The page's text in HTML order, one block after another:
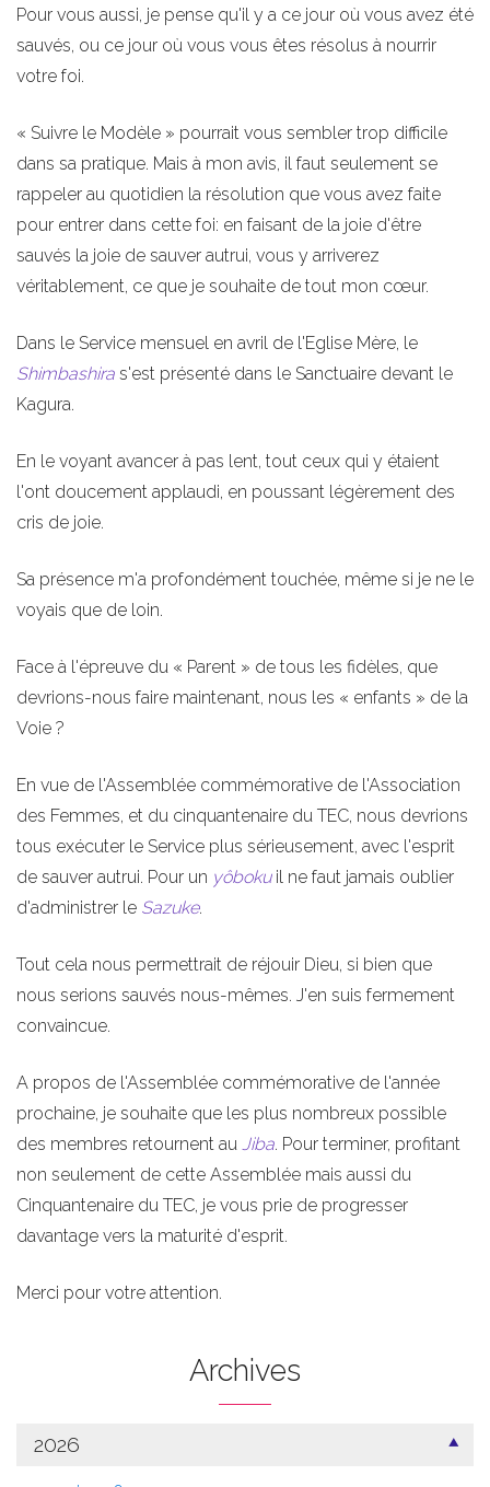
Pour vous aussi, je pense qu'il y a ce jour où vous avez été
sauvés, ou ce jour où vous vous êtes résolus à nourrir
votre foi.
« Suivre le Modèle » pourrait vous sembler trop difficile
dans sa pratique. Mais à mon avis, il faut seulement se
rappeler au quotidien la résolution que vous avez faite
pour entrer dans cette foi: en faisant de la joie d'être
sauvés la joie de sauver autrui, vous y arriverez
véritablement, ce que je souhaite de tout mon cœur.
Dans le Service mensuel en avril de l'Eglise Mère, le
Shimbashira s'est présenté dans le Sanctuaire devant le
Kagura.
En le voyant avancer à pas lent, tout ceux qui y étaient
l'ont doucement applaudi, en poussant légèrement des
cris de joie.
Sa présence m'a profondément touchée, même si je ne le
voyais que de loin.
Face à l'épreuve du « Parent » de tous les fidèles, que
devrions-nous faire maintenant, nous les « enfants » de la
Voie ?
En vue de l'Assemblée commémorative de l'Association
des Femmes, et du cinquantenaire du TEC, nous devrions
tous exécuter le Service plus sérieusement, avec l'esprit
de sauver autrui. Pour un yôbokuil ne faut jamais oublier
d'administrer le Sazuke.
Tout cela nous permettrait de réjouir Dieu, si bien que
nous serions sauvés nous-mêmes. J'en suis fermement
convaincue.
A propos de l'Assemblée commémorative de l'année
prochaine, je souhaite que les plus nombreux possible
des membres retournent au Jiba. Pour terminer, profitant
non seulement de cette Assemblée mais aussi du
Cinquantenaire du TEC, je vous prie de progresser
davantage vers la maturité d'esprit.
Merci pour votre attention.
Archives
2026